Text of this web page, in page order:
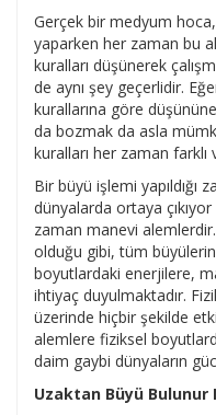
Gerçek bir medyum
yaparken her zaman bu
kuralları düşünerek
de aynı şey geçerlidir.
kurallarına göre
da bozmak da asla
kuralları her zaman
Bir büyü işlemi yapıldığı
dünyalarda ortaya
zaman manevi alemlerdir.
olduğu gibi, tüm
boyutlardaki enerjilere,
ihtiyaç duyulmaktadır.
üzerinde hiçbir şekilde
alemlere fiziksel
daim gaybi dünyaların
Uzaktan Büyü Bulunur